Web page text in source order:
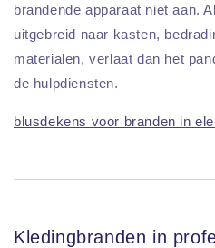
brandende apparaat niet aan.
uitgebreid naar kasten,
materialen, verlaat dan het
de hulpdiensten.
blusdekens voor branden in
Kledingbranden in